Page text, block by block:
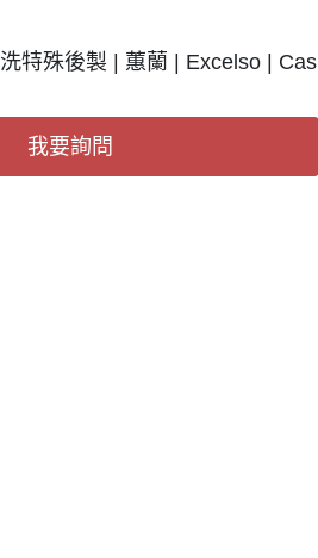
特殊後製 | 蕙蘭 | Excelso | Cas
我要詢問